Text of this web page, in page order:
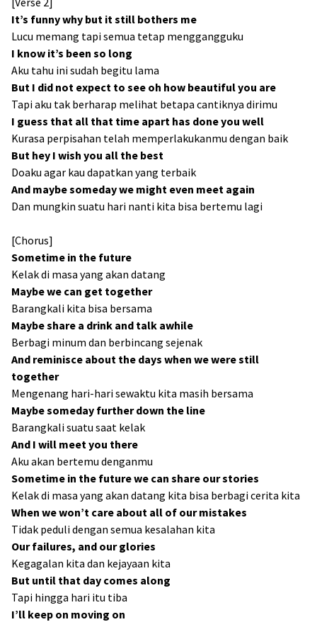
It’s funny why but it still bothers me
Lucu memang tapi semua tetap menggangguku
I know it’s been so long
Aku tahu ini sudah begitu lama
But I did not expect to see oh how beautiful you are
Tapi aku tak berharap melihat betapa cantiknya dirimu
I guess that all that time apart has done you well
Kurasa perpisahan telah memperlakukanmu dengan baik
But hey I wish you all the best
Doaku agar kau dapatkan yang terbaik
And maybe someday we might even meet again
Dan mungkin suatu hari nanti kita bisa bertemu lagi
[Chorus]
Sometime in the future
Kelak di masa yang akan datang
Maybe we can get together
Barangkali kita bisa bersama
Maybe share a drink and talk awhile
Berbagi minum dan berbincang sejenak
And reminisce about the days when we were still
together
Mengenang hari-hari sewaktu kita masih bersama
Maybe someday further down the line
Barangkali suatu saat kelak
And I will meet you there
Aku akan bertemu denganmu
Sometime in the future we can share our stories
Kelak di masa yang akan datang kita bisa berbagi cerita kita
When we won’t care about all of our mistakes
Tidak peduli dengan semua kesalahan kita
Our failures, and our glories
Kegagalan kita dan kejayaan kita
But until that day comes along
Tapi hingga hari itu tiba
I’ll keep on moving on